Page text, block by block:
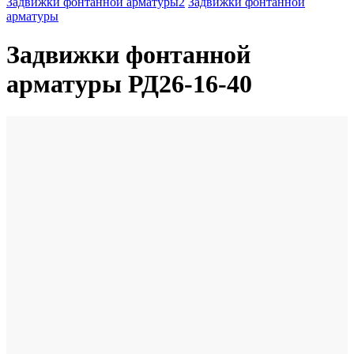
арматуры
Задвижки фонтанной
арматуры РД26-16-40